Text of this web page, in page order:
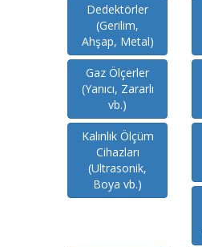
Dedektörler
(Gerilim,
Ahşap, Metal)
Gaz Ölçerler
(Yanıcı, Zararlı
vb.)
Kalınlık Ölçüm
Cihazları
(Ultrasonik,
Boya vb.)